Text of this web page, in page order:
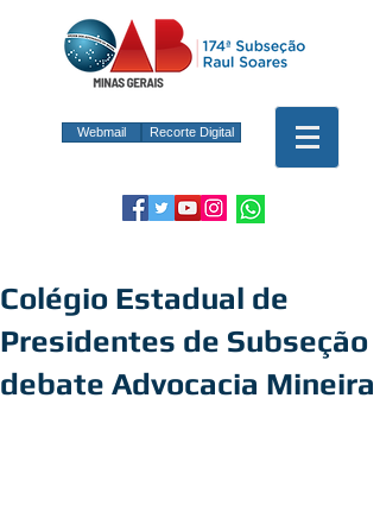
Webmail Recorte Digital
Colégio Estadual de
Presidentes de Subseção
debate Advocacia Mineira